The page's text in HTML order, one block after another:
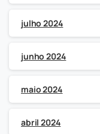
julho 2024
junho 2024
maio 2024
abril 2024